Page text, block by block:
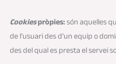
Cookiespròpies:són aquelles
de l’usuari des d’un equip o
des del qual es presta el servei